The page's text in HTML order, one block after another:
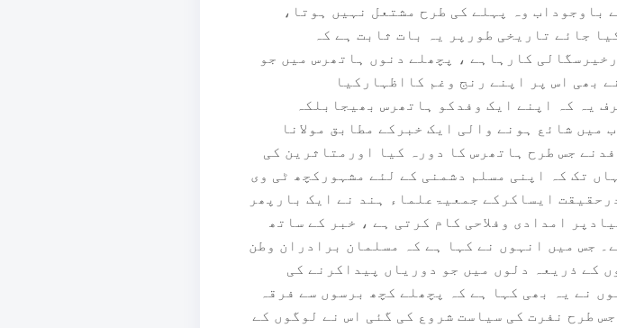
باوجوداب وہ پہلے کی طرح مشتعل نہیں ہوتا،
جائے تاریخی طورپر یہ بات ثابت ہے کہ
کارہاہے ، پچھلے دنوں ہاتھرس میں جو
بھی اس پر اپنے رنج وغم کااظہارکیا
یہ کہ اپنے ایک وفدکو ہاتھرس بھیجابلکہ
کی۔ ۷جولائی کے انقلاب میں شائع ہونے والی ایک خبرکے مطابق مولانا
جس طرح ہاتھرس کا دورہ کیا اورمتاثرین کی
تک کہ اپنی مسلم دشمنی کے لئے مشہورکچھ ٹی وی
ایساکرکے جمعیۃعلماء ہند نے ایک بارپھر
امدادی وفلاحی کام کرتی ہے ، خبر کے ساتھ
جس میں انہوں نے کہا ہے کہ مسلمان برادران وطن
کے ذریعہ دلوں میں جو دوریاں پیداکرنے کی
نے یہ بھی کہا ہے کہ پچھلے کچھ برسوں سے فرقہ
طرح نفرت کی سیاست شروع کی گئی اس نے لوگوں کے